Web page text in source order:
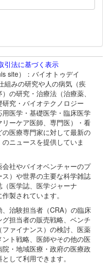
引法に基づく表示
site）：バイオトゥデイ
組みの研究や人の病気（疾
の研究・治療法（治療薬、
究・バイオテクノロジー
用医学・基礎医学・臨床医学
ーケア医師、専門医）・看
医療専門家に対して最新の
ニュースを提供していま
社やバイオベンチャーのプ
）や世界の主要な科学雑誌
（医学誌、医学ジャーナ
製されています。
治験担当者（CRA）の臨床
担当者の販売戦略、ベンチ
ァイナンス）の検討、医薬
ト戦略、医師やその他の医
・地域医療・政府の医療政
して利用できます。